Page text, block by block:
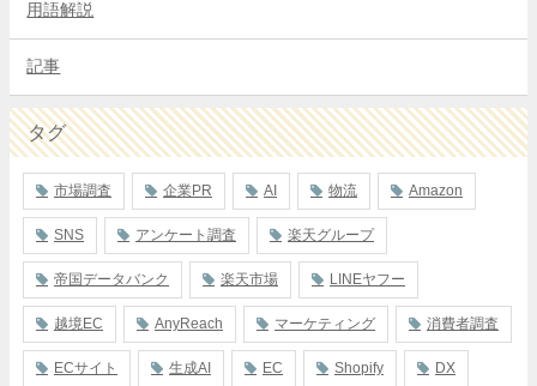
用語解説
記事
タグ
市場調査 企業PR AI 物流 Amazon
SNS アンケート調査 楽天グループ
帝国データバンク 楽天市場 LINEヤフー
越境EC AnyReach マーケティング 消費者調査
ECサイト 生成AI EC Shopify DX